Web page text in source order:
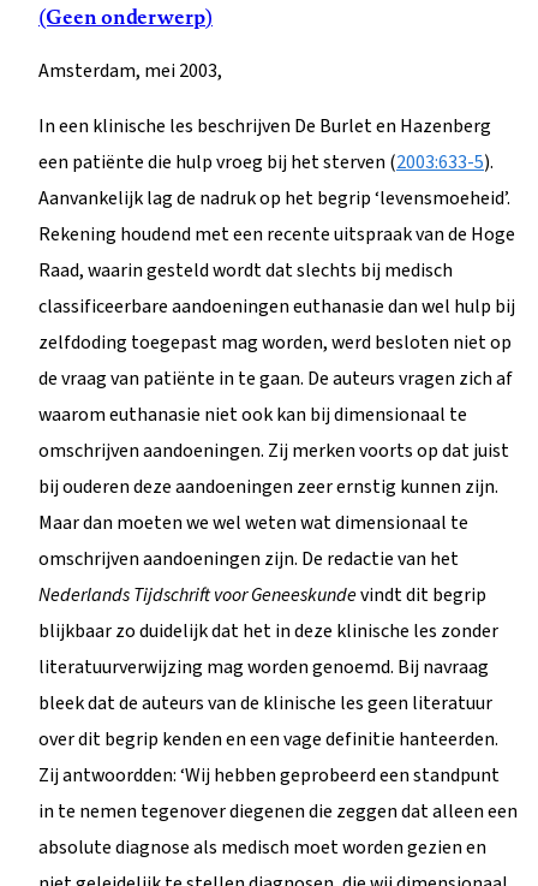
(Geen onderwerp)
Amsterdam, mei 2003,
In een klinische les beschrijven De Burlet en Hazenberg
een patiënte die hulp vroeg bij het sterven (2003:633-5).
Aanvankelijk lag de nadruk op het begrip ‘levensmoeheid’.
Rekening houdend met een recente uitspraak van de Hoge
Raad, waarin gesteld wordt dat slechts bij medisch
classificeerbare aandoeningen euthanasie dan wel hulp bij
zelfdoding toegepast mag worden, werd besloten niet op
de vraag van patiënte in te gaan. De auteurs vragen zich af
waarom euthanasie niet ook kan bij dimensionaal te
omschrijven aandoeningen. Zij merken voorts op dat juist
bij ouderen deze aandoeningen zeer ernstig kunnen zijn.
Maar dan moeten we wel weten wat dimensionaal te
omschrijven aandoeningen zijn. De redactie van het
Nederlands Tijdschrift voor Geneeskundevindt dit begrip
blijkbaar zo duidelijk dat het in deze klinische les zonder
literatuurverwijzing mag worden genoemd. Bij navraag
bleek dat de auteurs van de klinische les geen literatuur
over dit begrip kenden en een vage definitie hanteerden.
Zij antwoordden: ‘Wij hebben geprobeerd een standpunt
in te nemen tegenover diegenen die zeggen dat alleen een
absolute diagnose als medisch moet worden gezien en